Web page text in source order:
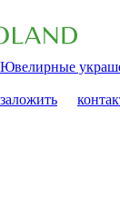
Ювелирные
заложить